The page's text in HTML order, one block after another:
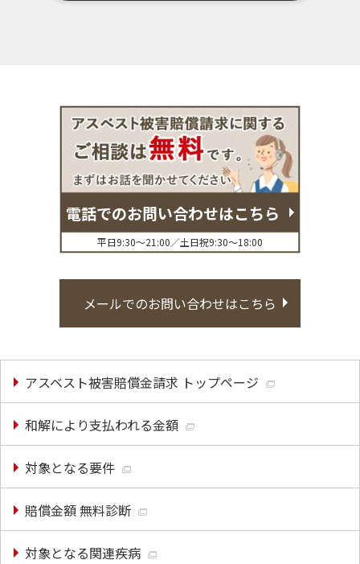
電話でのお問い合わせはこちら
平日9:30〜21:00／土日祝9:30〜18:00
メールでのお問い合わせはこちら
アスベスト被害賠償金請求 トップページ
和解により支払われる金額
対象となる要件
賠償金額 無料診断
対象となる関連疾病